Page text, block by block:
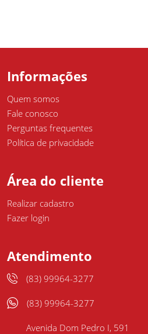
Informações
Quem somos
Fale conosco
Perguntas frequentes
Política de privacidade
Área do cliente
Realizar cadastro
Fazer login
Atendimento
(83) 99964-3277
(83) 99964-3277
Avenida Dom Pedro I, 591